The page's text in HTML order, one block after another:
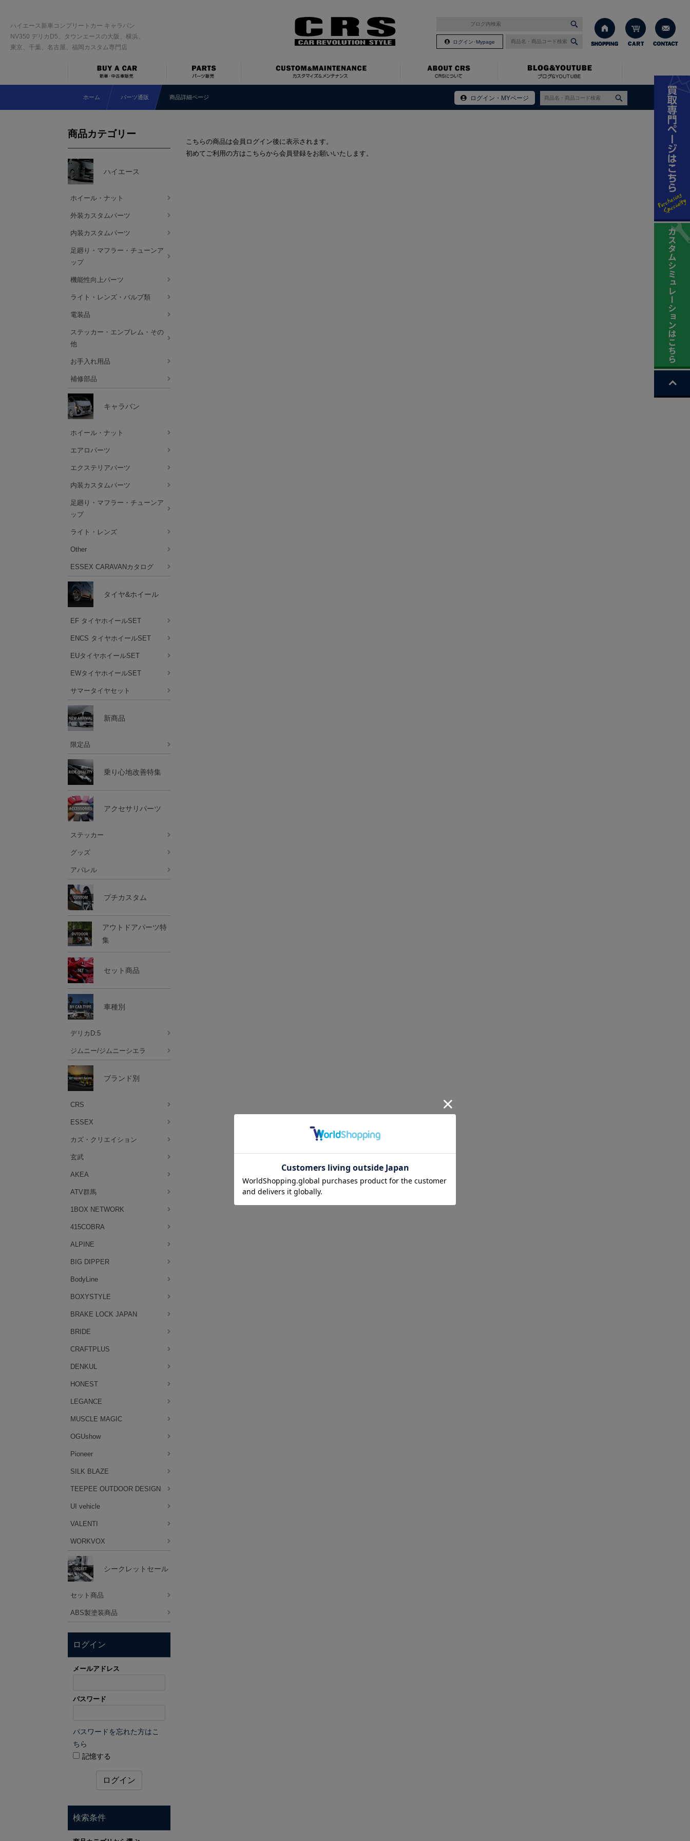
ハイエース新車コンプリートカー キャラバン
NV350 デリカD5、タウンエースの大阪、横浜、
東京、千葉、名古屋、福岡カスタム専門店
ログイン･Mypage
ログイン・MYページ
ホーム パーツ通販 商品詳細ページ
こちらの商品は会員ログイン後に表示されます。
初めてご利用の方はこちらから会員登録をお願いいたします。
商品カテゴリー
ハイエース
ホイール・ナット
外装カスタムパーツ
内装カスタムパーツ
足廻り・マフラー・チューンア
ップ
機能性向上パーツ
ライト・レンズ・バルブ類
電装品
ステッカー・エンブレム・その
他
お手入れ用品
補修部品
キャラバン
ホイール・ナット
エアロパーツ
エクステリアパーツ
内装カスタムパーツ
足廻り・マフラー・チューンア
ップ
ライト・レンズ
Other
ESSEX CARAVANカタログ
タイヤ&ホイール
EF タイヤホイールSET
ENCS タイヤホイールSET
EUタイヤホイールSET
EWタイヤホイールSET
サマータイヤセット
新商品
限定品
乗り心地改善特集
アクセサリパーツ
ステッカー
グッズ
アパレル
プチカスタム
アウトドアパーツ特
集
セット商品
車種別
デリカD:5
ジムニー/ジムニーシエラ
ブランド別
CRS
ESSEX
カズ・クリエイション
玄武
AKEA
ATV群馬
1BOX NETWORK
415COBRA
ALPINE
BIG DIPPER
BodyLine
BOXYSTYLE
BRAKE LOCK JAPAN
BRIDE
CRAFTPLUS
DENKUL
HONEST
LEGANCE
MUSCLE MAGIC
OGUshow
Pioneer
SILK BLAZE
TEEPEE OUTDOOR DESIGN
UI vehicle
VALENTI
WORKVOX
シークレットセール
セット商品
ABS製塗装商品
ログイン
メールアドレス
パスワード
パスワードを忘れた方はこ
ちら
記憶する
ログイン
検索条件